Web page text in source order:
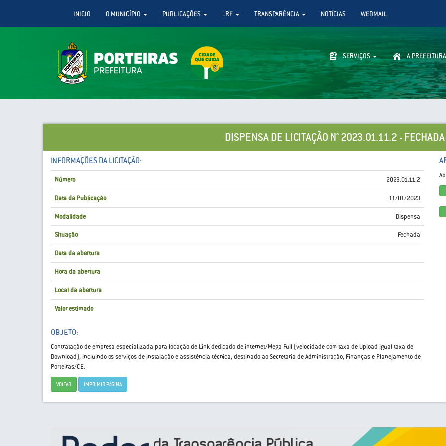
INICIO O MUNICÍPIO PUBLICAÇÕES LRF TRANSPARÊNCIA NOTÍCIAS WEBMAIL
SERVIÇOS A PREFEITURA
DISPENSA DE LICITAÇÃO N° 2023.01.11.2 - FECHADA
INFORMAÇÕES DA LICITAÇÃO:
Número 2023.01.11.2
Data da Publicação 11/01/2023
Modalidade Dispensa
Situação Fechada
Data da abertura
Hora da abertura
Local da abertura
Valor estimado
OBJETO:
Contratação de empresa especializada para locação de Link dedicado de internet/Mega Full (velocidade com taxa de Upload igual taxa de
Download), incluindo os serviços de instalação e assistência técnica, destinado ao Secretaria de Administração, Finanças e Planejamento de
Porteiras/CE.
VOLTAR IMPRIMIR PÁGINA